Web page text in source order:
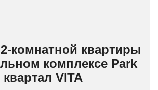
комнатной квартиры
комплексе Park
VITA